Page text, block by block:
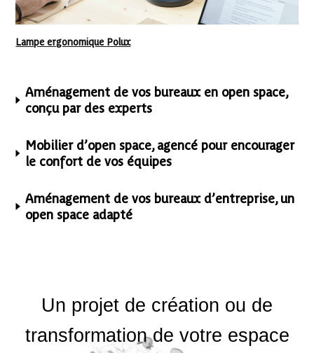
Lampe ergonomique Polux
Aménagement de vos bureaux en open space,
conçu par des experts
Mobilier d’open space, agencé pour encourager
le confort de vos équipes
Aménagement de vos bureaux d’entreprise, un
open space adapté
Un projet de création ou de
transformation de votre espace